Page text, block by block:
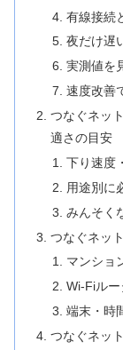
有線接続
夜だけ遅
実測値を
速度改善
つなぐネッ
適さの目安
下り速度
用途別に
みんそく
つなぐネッ
マンショ
Wi-Fiルー
端末・時
つなぐネッ